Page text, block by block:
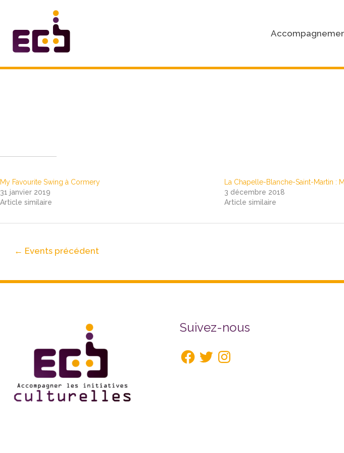
contenu
My Favourite Swing à Cormery
31 janvier 2019
Article similaire
La Chapelle-Blanche-Saint-Martin :
3 décembre 2018
Article similaire
← Events précédent
Suivez-nous
Facebook